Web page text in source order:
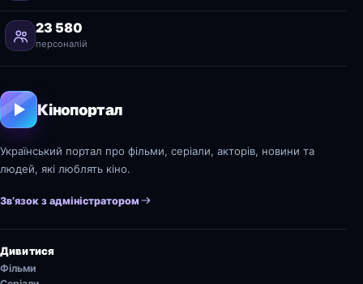
23 580
персоналій
Кінопортал
Український портал про фільми, серіали, акторів, новини та
людей, які люблять кіно.
Зв’язок з адміністратором
Дивитися
Фільми